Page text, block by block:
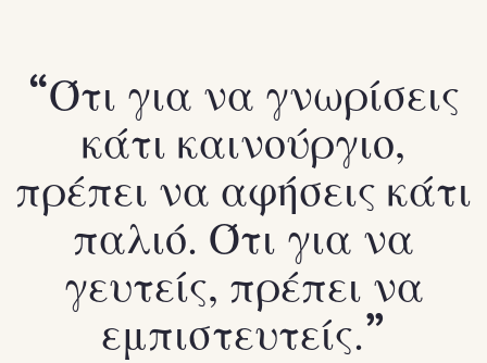
Ότι για να γνωρίσεις
κάτι καινούργιο,
πρέπει να αφήσεις κάτι
παλιό. Ότι για να
γευτείς, πρέπει να
εμπιστευτείς.